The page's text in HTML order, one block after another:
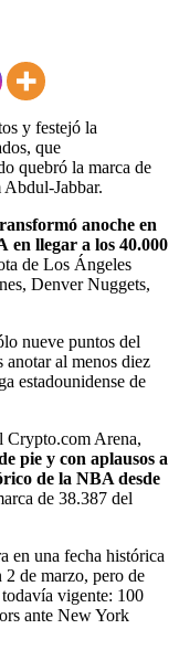
y festejó la
que
quebró la marca de
Jabbar.
anoche en
en llegar a los 40.000
de Los Ángeles
Denver Nuggets,
nueve puntos del
al menos diez
estadounidense de
Crypto.com Arena,
pie y con aplausos a
de la NBA desde
de 38.387 del
en una fecha histórica
2 de marzo, pero de
vigente: 100
ante New York